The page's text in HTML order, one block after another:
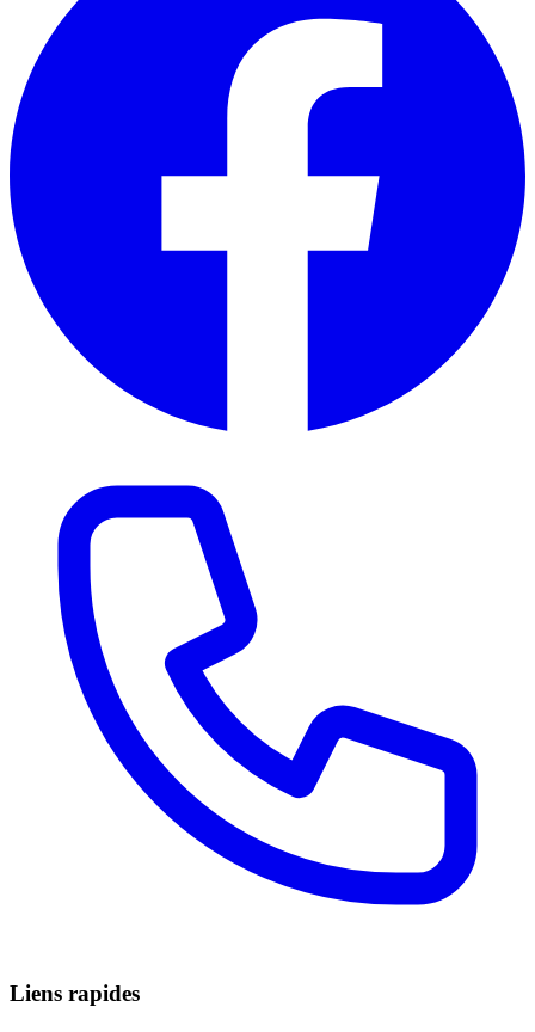
Liens rapides